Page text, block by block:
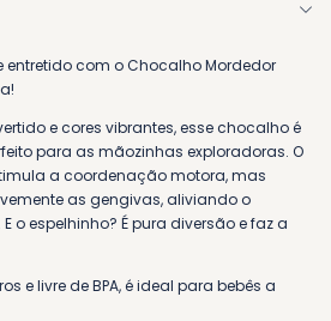
entretido com o Chocalho Mordedor
e cores vibrantes, esse chocalho é
para as mãozinhas exploradoras. O
a coordenação motora, mas
as gengivas, aliviando o
o espelhinho? É pura diversão e faz a
e livre de BPA, é ideal para bebês a